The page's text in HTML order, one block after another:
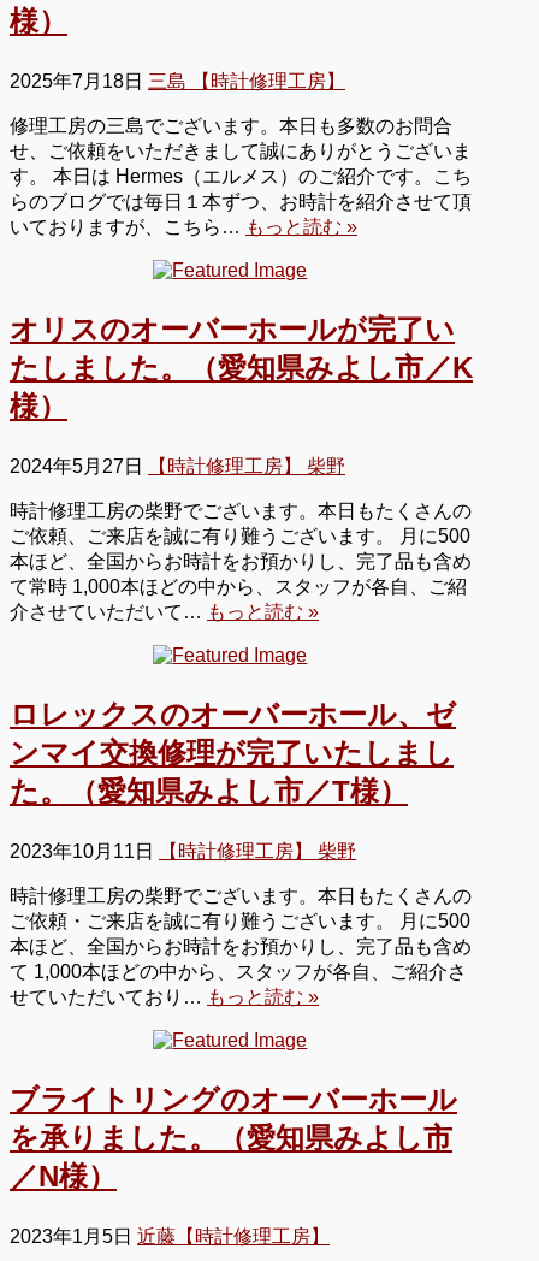
様）
2025年7月18日 三島 【時計修理工房】
修理工房の三島でございます。本日も多数のお問合
せ、ご依頼をいただきまして誠にありがとうございま
す。 本日は Hermes（エルメス）のご紹介です。こち
らのブログでは毎日１本ずつ、お時計を紹介させて頂
いておりますが、こちら… もっと読む »
オリスのオーバーホールが完了い
たしました。（愛知県みよし市／K
様）
2024年5月27日 【時計修理工房】 柴野
時計修理工房の柴野でございます。本日もたくさんの
ご依頼、ご来店を誠に有り難うございます。 月に500
本ほど、全国からお時計をお預かりし、完了品も含め
て常時 1,000本ほどの中から、スタッフが各自、ご紹
介させていただいて… もっと読む »
ロレックスのオーバーホール、ゼ
ンマイ交換修理が完了いたしまし
た。（愛知県みよし市／T様）
2023年10月11日 【時計修理工房】 柴野
時計修理工房の柴野でございます。本日もたくさんの
ご依頼・ご来店を誠に有り難うございます。 月に500
本ほど、全国からお時計をお預かりし、完了品も含め
て 1,000本ほどの中から、スタッフが各自、ご紹介さ
せていただいており… もっと読む »
ブライトリングのオーバーホール
を承りました。（愛知県みよし市
／N様）
2023年1月5日 近藤【時計修理工房】